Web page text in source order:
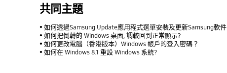
共同主題
如何透過Samsung Update應用程式選單安裝及更新Samsung軟件
如何把倒轉的 Windows 桌面, 調較回到正常顯示?
如何更改電腦（香港版本）Windows 帳戶的登入密碼？
如何在 Windows 8.1 重設 Windows 系統?